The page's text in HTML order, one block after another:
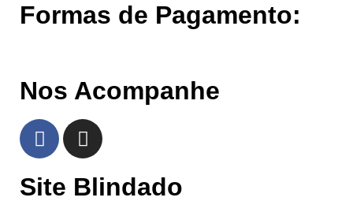
Formas de Pagamento:
Nos Acompanhe
Site Blindado